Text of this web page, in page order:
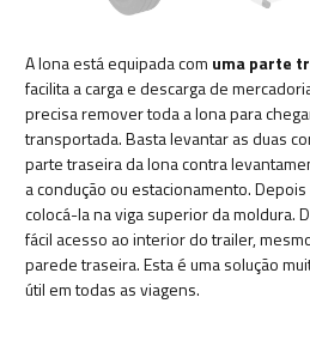
A lona está equipada com uma parte
facilita a carga e descarga de
precisa remover toda a lona para
transportada. Basta levantar as duas
parte traseira da lona contra
a condução ou estacionamento.
colocá-la na viga superior da moldura.
fácil acesso ao interior do trailer,
parede traseira. Esta é uma solução
útil em todas as viagens.